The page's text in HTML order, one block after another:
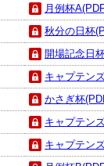
月例杯
秋分の日杯
開場記念日
キャプテン
かさぎ杯
キャプテン
キャプテン